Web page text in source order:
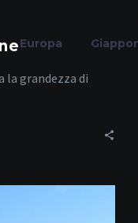
Europa
la grandezza di